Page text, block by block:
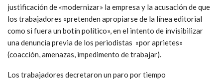
justificación de «modernizar» la empresa y la acusación de que
los trabajadores «pretenden apropiarse de la línea editorial
como si fuera un botín político», en el intento de invisibilizar
una denuncia previa de los periodistas «por aprietes»
(coacción, amenazas, impedimento de trabajar).
Los trabajadores decretaron un paro por tiempo